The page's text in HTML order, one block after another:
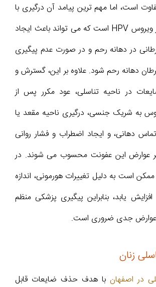
است، اما مهم ترین پیامد آن درگیری با
تیپ های پر خطر ویروس HPV است که می تواند باعث ایجاد
در دهانه رحم و در صورت عدم پیگیری
دهانه رحم شود. علاوه بر این، گسترش و
در ناحیه تناسلی، عود مکرر پس از
به شریک جنسی، درگیری ناحیه مقعد یا
دهانی، و ایجاد اضطراب و فشار روانی
عوارض این عفونت محسوب می شوند. در
ممکن است به دلیل تغییرات هورمونی، اندازه
یابد، بنابراین پیگیری پزشکی منظم
عوارض جدی ضروری است.
زنان
در اصفهان با هدف حذف ضایعات قابل